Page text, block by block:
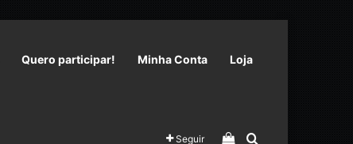
Quero participar! Minha Conta Loja
Seguir Veja seu carrinho
Procurar por